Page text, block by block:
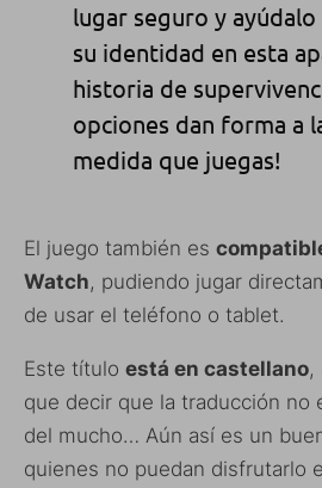
lugar seguro y
su identidad en esta
historia de
opciones dan forma a
medida que juegas!
El juego también es
Watch, pudiendo jugar
de usar el teléfono o tablet.
Este título está en castellano,
que decir que la traducción no
del mucho… Aún así es un
quienes no puedan disfrutarlo